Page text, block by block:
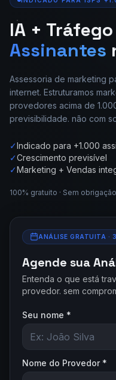
IA +
Assinantes
Assessoria de marketing
internet. Estruturamos
provedores acima de
previsibilidade. não com
✓Indicado para +1.000
✓Crescimento previsível
✓Marketing + Vendas
100% gratuito · Sem
ANÁLISE GRATUITA ·
Agende sua
Entenda o que está
provedor. sem
Seu nome *
Nome do Provedor *